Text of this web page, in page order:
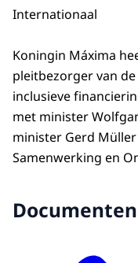
Internationaal
Koningin Máxima
pleitbezorger van
inclusieve
met minister
minister Gerd Müller
Samenwerking en
Documenten